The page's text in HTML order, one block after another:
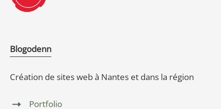
Blogodenn
Création de sites web à Nantes et dans la région
Portfolio